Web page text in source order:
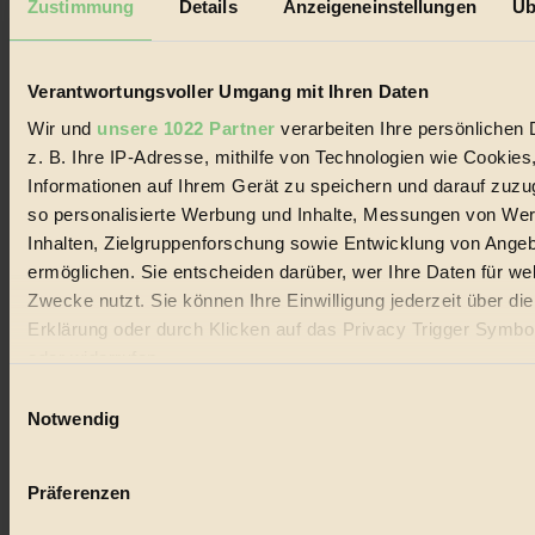
Zustimmung Details Anzeigeneinstellungen
Verantwortungsvoller Umgang mit Ihren Daten
Wir und unsere 1022 Partner verarbeiten Ihre persönlichen
z. B. Ihre IP-Adresse, mithilfe von Technologien wie
Informationen auf Ihrem Gerät zu speichern und darauf
so personalisierte Werbung und Inhalte, Messungen von
Inhalten, Zielgruppenforschung sowie Entwicklung von
ermöglichen. Sie entscheiden darüber, wer Ihre Daten für
Zwecke nutzt. Sie können Ihre Einwilligung jederzeit über
Erklärung oder durch Klicken auf das Privacy Trigger
Wenn Sie es erlauben, würden wir auch gerne:
Ihr Gerät durch aktives Scannen nach bestimmten
Notwendig
Präferenzen